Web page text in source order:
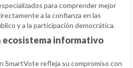
para comprender mejor
a la confianza en las
y a la participación democrática.
ecosistema informativo
SmartVote refleja su compromiso con